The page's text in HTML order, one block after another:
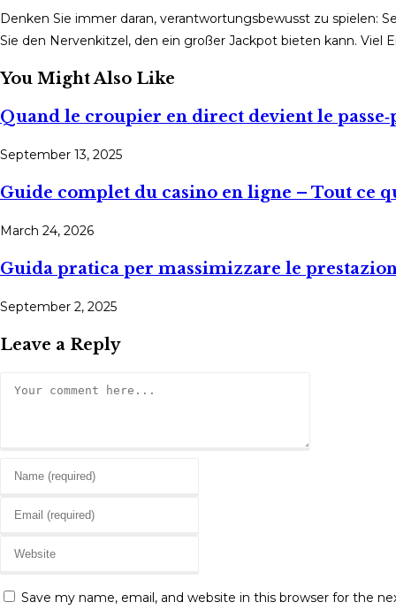
Denken Sie immer daran, verantwortungsbewusst zu spielen:
Sie den Nervenkitzel, den ein großer Jackpot bieten kann. Viel
You Might Also Like
Quand le croupier en direct devient le
September 13, 2025
Guide complet du casino en ligne – Tout ce
March 24, 2026
Guida pratica per massimizzare le
September 2, 2025
Leave a Reply
Enter
name
username
comment
Enter
email
to
Enter
websiteSave my name, email, and website in this browser for the